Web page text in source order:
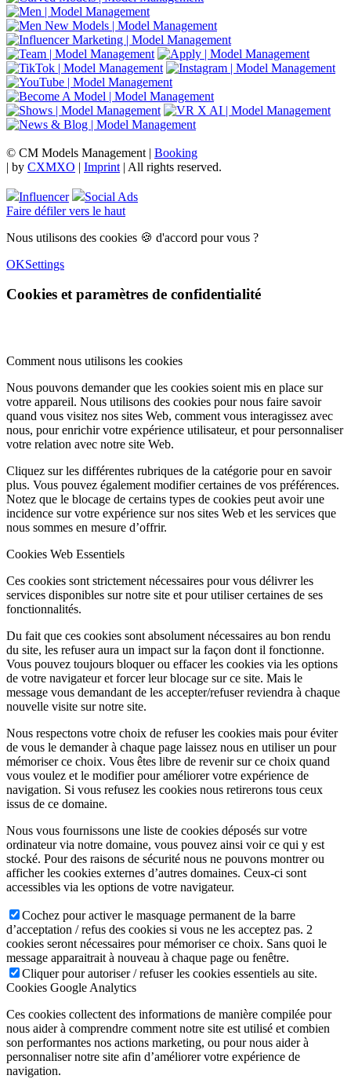
© CM Models Management | Booking
| by CXMXO | Imprint | All rights reserved.
Influencer
Social Ads
Faire défiler vers le haut
Nous utilisons des cookies 🍪 d'accord pour vous ?
OKSettings
Cookies et paramètres de confidentialité
Comment nous utilisons les cookies
Nous pouvons demander que les cookies soient mis en place sur
votre appareil. Nous utilisons des cookies pour nous faire savoir
quand vous visitez nos sites Web, comment vous interagissez avec
nous, pour enrichir votre expérience utilisateur, et pour personnaliser
votre relation avec notre site Web.
Cliquez sur les différentes rubriques de la catégorie pour en savoir
plus. Vous pouvez également modifier certaines de vos préférences.
Notez que le blocage de certains types de cookies peut avoir une
incidence sur votre expérience sur nos sites Web et les services que
nous sommes en mesure d’offrir.
Cookies Web Essentiels
Ces cookies sont strictement nécessaires pour vous délivrer les
services disponibles sur notre site et pour utiliser certaines de ses
fonctionnalités.
Du fait que ces cookies sont absolument nécessaires au bon rendu
du site, les refuser aura un impact sur la façon dont il fonctionne.
Vous pouvez toujours bloquer ou effacer les cookies via les options
de votre navigateur et forcer leur blocage sur ce site. Mais le
message vous demandant de les accepter/refuser reviendra à chaque
nouvelle visite sur notre site.
Nous respectons votre choix de refuser les cookies mais pour éviter
de vous le demander à chaque page laissez nous en utiliser un pour
mémoriser ce choix. Vous êtes libre de revenir sur ce choix quand
vous voulez et le modifier pour améliorer votre expérience de
navigation. Si vous refusez les cookies nous retirerons tous ceux
issus de ce domaine.
Nous vous fournissons une liste de cookies déposés sur votre
ordinateur via notre domaine, vous pouvez ainsi voir ce qui y est
stocké. Pour des raisons de sécurité nous ne pouvons montrer ou
afficher les cookies externes d’autres domaines. Ceux-ci sont
accessibles via les options de votre navigateur.
Cochez pour activer le masquage permanent de la barre
d’acceptation / refus des cookies si vous ne les acceptez pas. 2
cookies seront nécessaires pour mémoriser ce choix. Sans quoi le
message apparaitrait à nouveau à chaque page ou fenêtre.
Cliquer pour autoriser / refuser les cookies essentiels au site.
Cookies Google Analytics
Ces cookies collectent des informations de manière compilée pour
nous aider à comprendre comment notre site est utilisé et combien
son performantes nos actions marketing, ou pour nous aider à
personnaliser notre site afin d’améliorer votre expérience de
navigation.